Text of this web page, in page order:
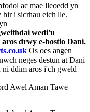
ac mae lleoedd yn
i sicrhau eich lle.
wedi'u
drwy e-bostio Dani.
Os oes angen
neges destun at Dani
ddim aros i'ch gweld